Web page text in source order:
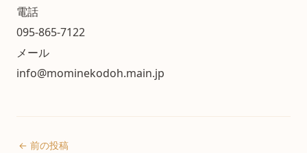
電話
095-865-7122
メール
info@mominekodoh.main.jp
← 前の投稿